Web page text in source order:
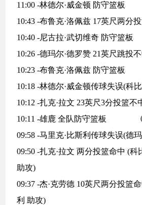
11:00 -林德尔·威金顿 防守篮板
10:43 -布鲁克·洛佩兹 17英尺两分
10:40 -尼古拉·武切维奇 防守篮板
10:26 -德玛尔·德罗赞 21英尺跳投
10:23 -布鲁克·洛佩兹 防守篮板
10:18 -林德尔·威金顿传球失误(科
10:12 -扎克·拉文 23英尺3分投篮不
10:11 -雄鹿 全队防守篮板
09:58 -马里克·比斯利传球失误(德
09:50 -扎克·拉文 两分投篮命中 (科
助攻)
09:37 -杰·克劳德 10英尺两分投篮
利 助攻)